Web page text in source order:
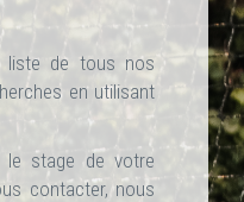
liste de tous nos
en utilisant
stage de votre
contacter, nous